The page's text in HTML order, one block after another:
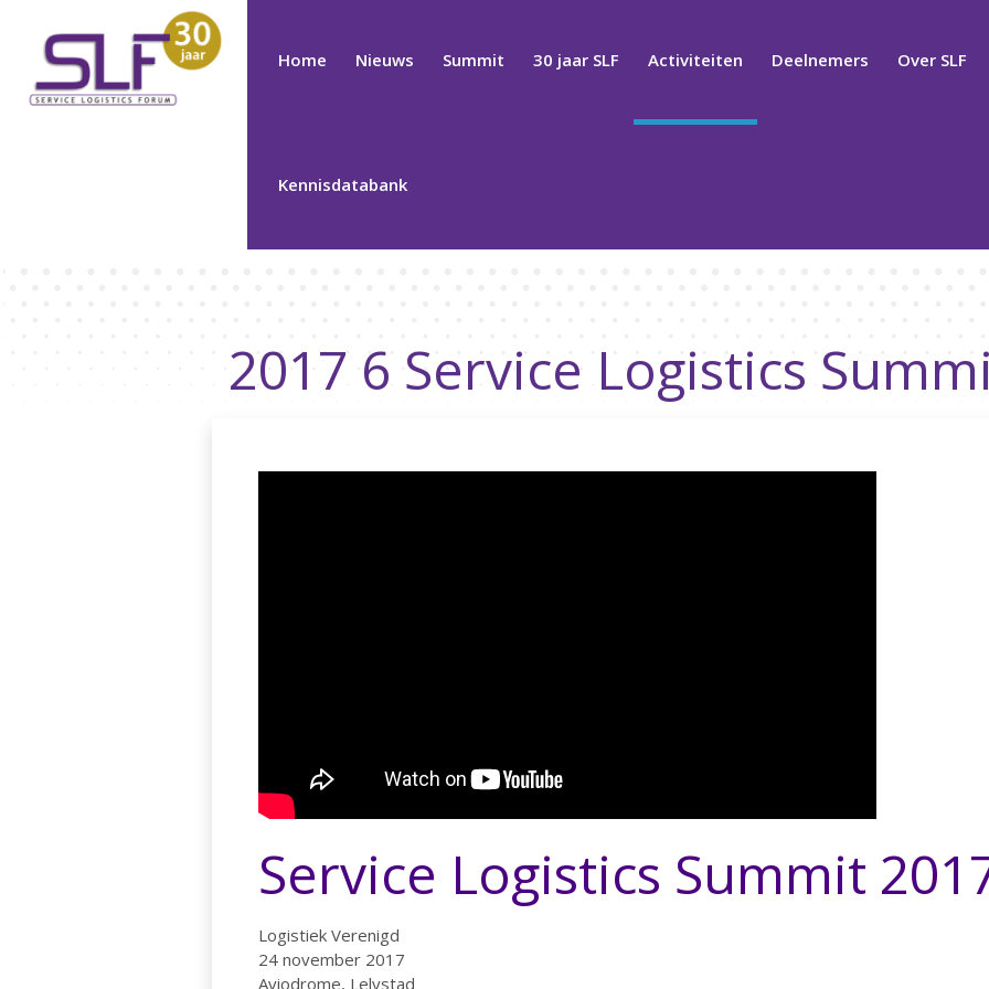
Home Nieuws Summit 30 jaar SLF Activiteiten Deelnemers Over SLF
Kennisdatabank
2017 6 Service Logistics
Service Logistics Summit
Logistiek Verenigd
24 november 2017
Aviodrome, Lelystad